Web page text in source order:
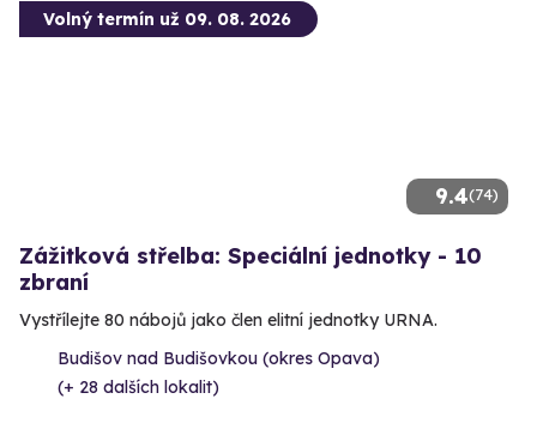
9.4(74)
Volný termín už 09. 08. 2026
Zážitková střelba: Speciální jednotky - 10
zbraní
Vystřílejte 80 nábojů jako člen elitní jednotky URNA.
Budišov nad Budišovkou (okres Opava)
(+ 28 dalších lokalit)